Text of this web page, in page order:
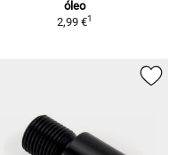
óleo
2,99 €1